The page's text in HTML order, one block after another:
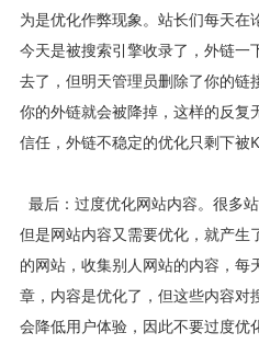
为是优化作弊现象。站长们每天在
今天是被搜索引擎收录了，外链一
去了，但明天管理员删除了你的链
你的外链就会被降掉，这样的反复
信任，外链不稳定的优化只剩下被K
最后：过度优化网站内容。很多
但是网站内容又需要优化，就产生
的网站，收集别人网站的内容，每
章，内容是优化了，但这些内容对
会降低用户体验，因此不要过度优